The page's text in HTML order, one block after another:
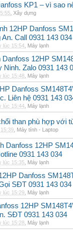
KP1 – vì sao
Xây dựng
12HP Danfoss
Call 0931 143 034
lúc 15:54 Máy lạnh
12HP
Ninh. Zalo 0931 143
lúc 15:48 Máy lạnh
Danfoss
Liên hệ 0931 143
lúc 15:44 Máy lạnh
than phù hợp với
Máy tính - Laptop
Danfoss 12HP
0931 143 034
lúc 15:35 Máy lạnh
Danfoss
SĐT 0931 143 034
lúc 15:29 Máy lạnh
12HP
SĐT 0931 143 034
lúc 15:28 Máy lạnh